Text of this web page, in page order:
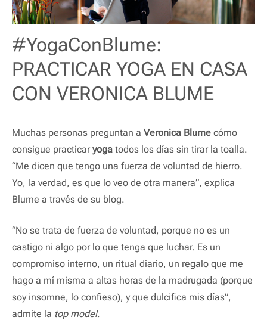
#YogaConBlume:
PRACTICAR YOGA EN CASA
CON VERONICA BLUME
Muchas personas preguntan a Veronica Blume cómo
consigue practicaryoga todos los días sin tirar la toalla.
“Me dicen que tengo una fuerza de voluntad de hierro.
Yo, la verdad, es que lo veo de otra manera”, explica
Blume a través de su blog.
“No se trata de fuerza de voluntad, porque no es un
castigo ni algo por lo que tenga que luchar. Es un
compromiso interno, un ritual diario, un regalo que me
hago a mí misma a altas horas de la madrugada (porque
soy insomne, lo confieso), y que dulcifica mis días”,
admite la top model.